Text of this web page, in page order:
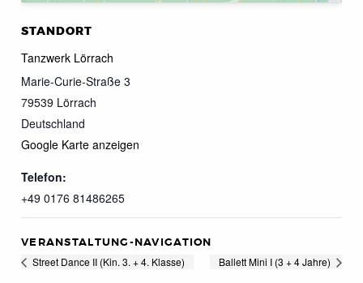
STANDORT
Tanzwerk Lörrach
Marie-Curie-Straße 3
79539 Lörrach
Deutschland
Google Karte anzeigen
Telefon:
+49 0176 81486265
VERANSTALTUNG-NAVIGATION
Street Dance II (Kin. 3. + 4. Klasse) Ballett Mini I (3 + 4 Jahre)